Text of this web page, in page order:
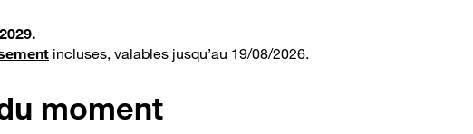
incluses, valables jusqu’au 19/08/2026.
moment